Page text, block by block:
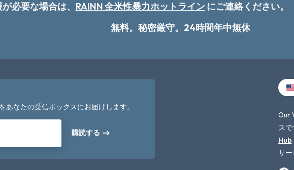
必要な場合は、 RAINN 全米性暴力ホットライン にご連絡ください。
無料。秘密厳守。24時間年中無休
あなたの受信ボックスにお届けします。
購読する
Our
ス
Hub
サー